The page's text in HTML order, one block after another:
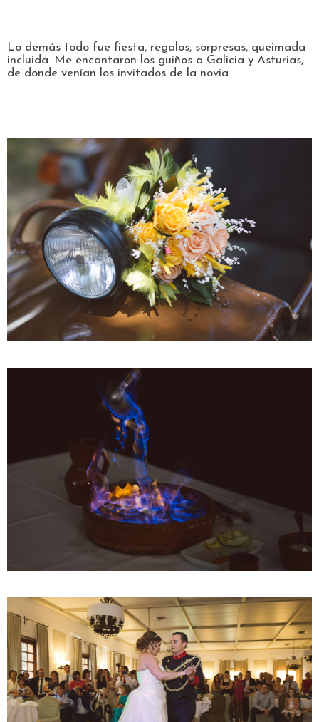
Lo demás todo fue fiesta, regalos, sorpresas, queimada
incluida. Me encantaron los guiños a Galicia y Asturias,
de donde venían los invitados de la novia.